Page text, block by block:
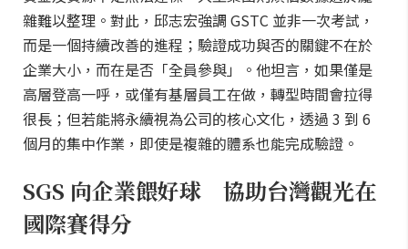
雜難以整理。對此，邱志宏強調 GSTC 並非一次考試，
而是一個持續改善的進程；驗證成功與否的關鍵不在於
企業大小，而在是否「全員參與」。他坦言，如果僅是
高層登高一呼，或僅有基層員工在做，轉型時間會拉得
很長；但若能將永續視為公司的核心文化，透過 3 到 6
個月的集中作業，即使是複雜的體系也能完成驗證。
SGS 向企業餵好球 協助台灣觀光在
國際賽得分